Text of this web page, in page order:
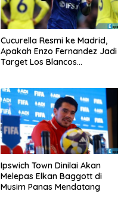
Cucurella Resmi ke Madrid,
Apakah Enzo Fernandez Jadi
Target Los Blancos
Ipswich Town Dinilai Akan
Melepas Elkan Baggott di
Musim Panas Mendatang